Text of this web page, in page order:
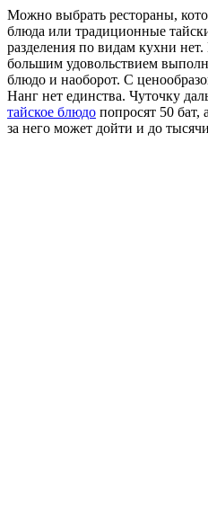
Можно выбрать рестораны,
блюда или традиционные
разделения по видам кухни
большим удовольствием
блюдо и наоборот. С
Нанг нет единства. Чуточку
тайское блюдо попросят 50 бат,
за него может дойти и до